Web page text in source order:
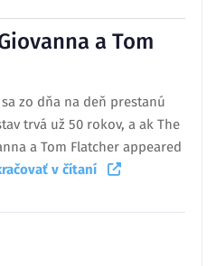
a Tom
zo dňa na deň prestanú
trvá už 50 rokov, a ak The
a Tom Flatcher appeared
v čítaní